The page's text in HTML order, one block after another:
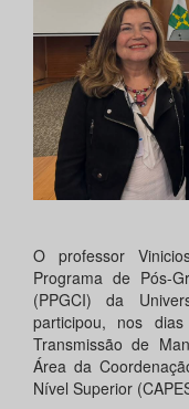
O professor
Programa de Pós-
(PPGCI) da
participou, nos
Transmissão de
Área da
Nível Superior